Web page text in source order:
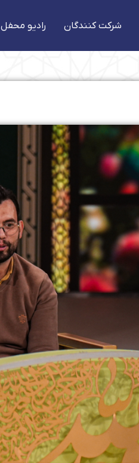
شرکت کنندگان رادیو محفل